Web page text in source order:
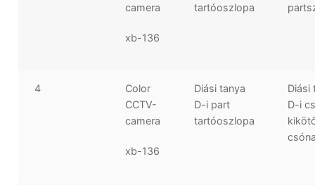
camera
xb-136
tartóoszlopa
4
Color
CCTV-
camera
xb-136
Diási tanya
D-i part
tartóoszlopa
Diási
D-i